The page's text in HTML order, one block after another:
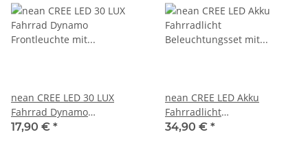
nean CREE LED 30 LUX
Fahrrad Dynamo
Frontleuchte mit
17,90 € *
nean CREE LED Akku
Fahrradlicht
Beleuchtungsset mit
34,90 € *